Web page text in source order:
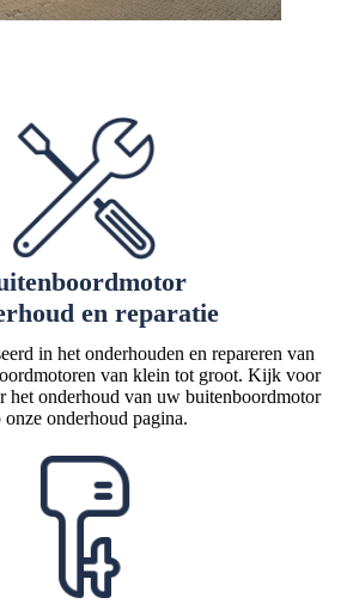
en reparatie
in het onderhouden en repareren van
van klein tot groot. Kijk voor
het onderhoud van uw buitenboordmotor
onze onderhoud pagina.